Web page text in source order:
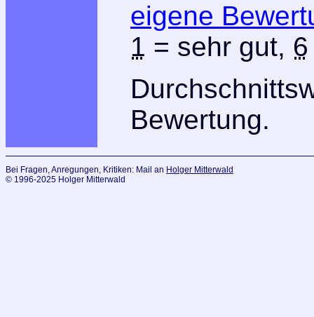
eigene
1 = sehr gut, 6
Bewertung.
Bei Fragen, Anregungen, Kritiken: Mail an Holger Mitterwald
© 1996-2025 Holger Mitterwald